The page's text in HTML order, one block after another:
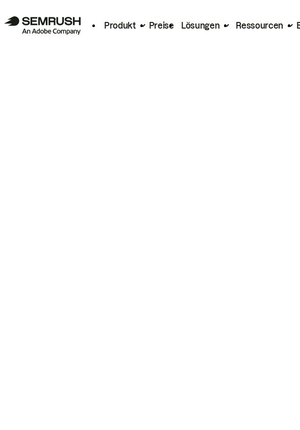
Produkt Preise Lösungen Ressourcen